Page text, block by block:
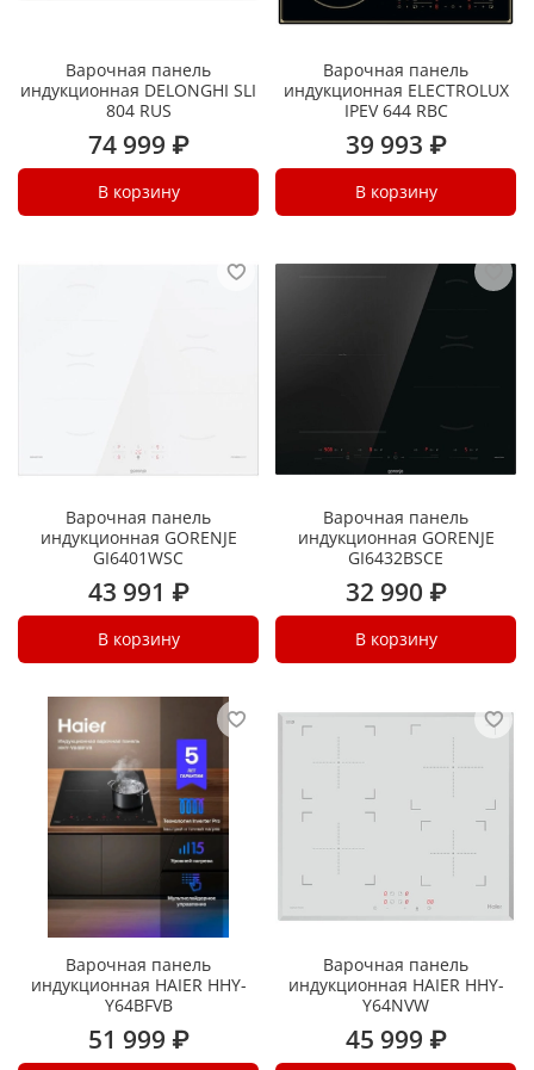
Варочная панель
индукционная DELONGHI SLI
804 RUS
74 999 ₽
В корзину
Варочная панель
индукционная ELECTROLUX
IPEV 644 RBC
39 993 ₽
В корзину
Варочная панель
индукционная GORENJE
GI6401WSC
43 991 ₽
В корзину
Варочная панель
индукционная GORENJE
GI6432BSCE
32 990 ₽
В корзину
Варочная панель
индукционная HAIER HHY-
Y64BFVB
51 999 ₽
Варочная панель
индукционная HAIER HHY-
Y64NVW
45 999 ₽